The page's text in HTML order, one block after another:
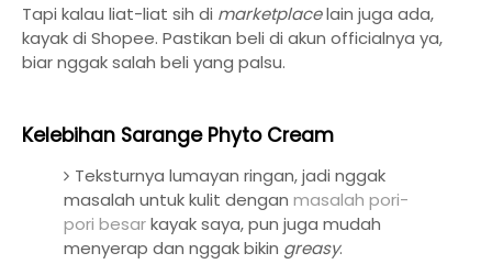
Tapi kalau liat-liat sih di marketplacelain juga ada,
kayak di Shopee. Pastikan beli di akun officialnya ya,
biar nggak salah beli yang palsu.
Kelebihan Sarange Phyto Cream
Teksturnya lumayan ringan, jadi nggak
masalah untuk kulit dengan masalah pori-
pori besarkayak saya, pun juga mudah
menyerap dan nggak bikin greasy.